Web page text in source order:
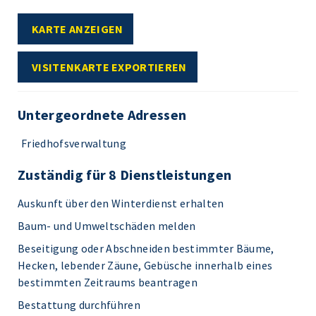
KARTE ANZEIGEN
VISITENKARTE EXPORTIEREN
Untergeordnete Adressen
Friedhofsverwaltung
Zuständig für 8 Dienstleistungen
Auskunft über den Winterdienst erhalten
Baum- und Umweltschäden melden
Beseitigung oder Abschneiden bestimmter Bäume,
Hecken, lebender Zäune, Gebüsche innerhalb eines
bestimmten Zeitraums beantragen
Bestattung durchführen